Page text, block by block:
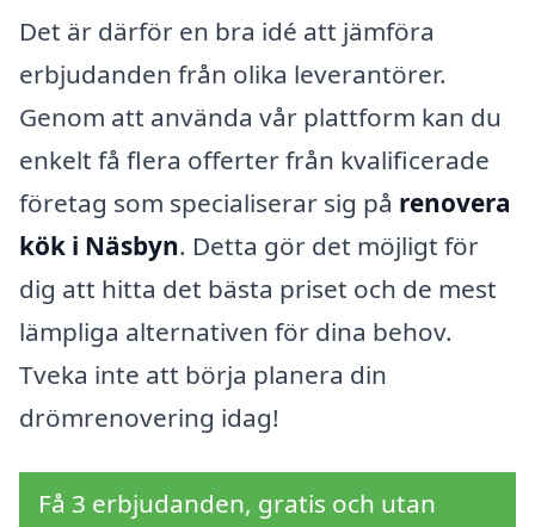
Det är därför en bra idé att jämföra
erbjudanden från olika leverantörer.
Genom att använda vår plattform kan du
enkelt få flera offerter från kvalificerade
företag som specialiserar sig på renovera
kök i Näsbyn. Detta gör det möjligt för
dig att hitta det bästa priset och de mest
lämpliga alternativen för dina behov.
Tveka inte att börja planera din
drömrenovering idag!
Få 3 erbjudanden, gratis och utan